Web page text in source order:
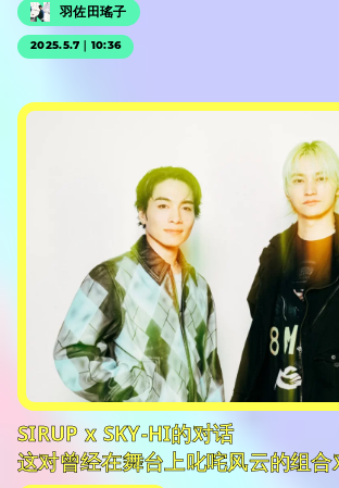
羽佐田瑤子
2025.5.7｜10:36
#PR
SIRUP x SKY-HI的对话
这对曾经在舞台上叱咤风云的组